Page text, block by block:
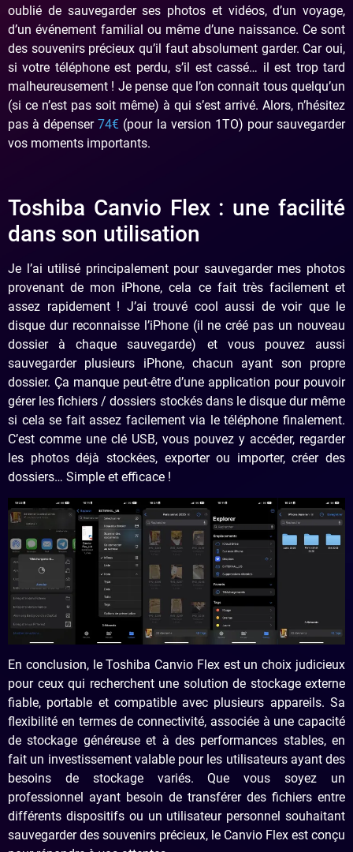
oublié de sauvegarder ses photos et vidéos, d’un voyage,
d’un événement familial ou même d’une naissance. Ce sont
des souvenirs précieux qu’il faut absolument garder. Car oui,
si votre téléphone est perdu, s’il est cassé… il est trop tard
malheureusement ! Je pense que l’on connait tous quelqu’un
(si ce n’est pas soit même) à qui s’est arrivé. Alors, n’hésitez
pas à dépenser74€ (pour la version 1TO) pour sauvegarder
vos moments importants.
Toshiba Canvio Flex : une facilité
dans son utilisation
Je l’ai utilisé principalement pour sauvegarder mes photos
provenant de mon iPhone, cela ce fait très facilement et
assez rapidement ! J’ai trouvé cool aussi de voir que le
disque dur reconnaisse l’iPhone (il ne créé pas un nouveau
dossier à chaque sauvegarde) et vous pouvez aussi
sauvegarder plusieurs iPhone, chacun ayant son propre
dossier. Ça manque peut-être d’une application pour pouvoir
gérer les fichiers / dossiers stockés dans le disque dur même
si cela se fait assez facilement via le téléphone finalement.
C’est comme une clé USB, vous pouvez y accéder, regarder
les photos déjà stockées, exporter ou importer, créer des
dossiers… Simple et efficace !
En conclusion, le Toshiba Canvio Flex est un choix judicieux
pour ceux qui recherchent une solution de stockage externe
fiable, portable et compatible avec plusieurs appareils. Sa
flexibilité en termes de connectivité, associée à une capacité
de stockage généreuse et à des performances stables, en
fait un investissement valable pour les utilisateurs ayant des
besoins de stockage variés. Que vous soyez un
professionnel ayant besoin de transférer des fichiers entre
différents dispositifs ou un utilisateur personnel souhaitant
sauvegarder des souvenirs précieux, le Canvio Flex est conçu